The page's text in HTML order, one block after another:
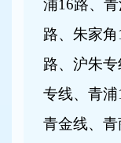
浦16路、
路、朱家
路、沪朱
专线、青浦
青金线、青